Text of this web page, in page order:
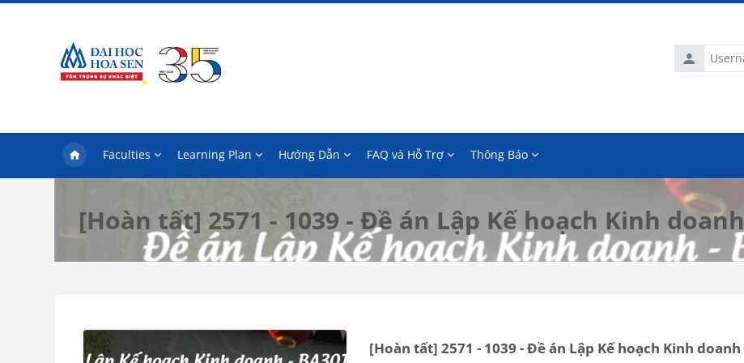
Username
Faculties Learning Plan Hướng Dẫn FAQ và Hỗ Trợ Thông Báo
[Hoàn tất] 2571 - 1039 - Đề án Lập Kế hoạch Kinh doanh
[Hoàn tất] 2571 - 1039 - Đề án Lập Kế hoạch Kinh doanh